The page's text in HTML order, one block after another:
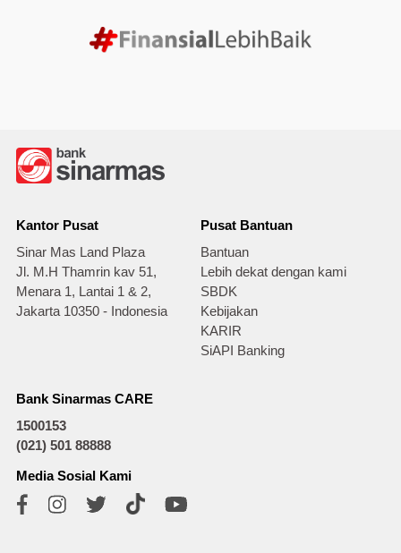
Kantor Pusat
Sinar Mas Land Plaza
Jl. M.H Thamrin kav 51,
Menara 1, Lantai 1 & 2,
Jakarta 10350 - Indonesia
Pusat Bantuan
Bantuan
Lebih dekat dengan kami
SBDK
Kebijakan
KARIR
SiAPI Banking
Bank Sinarmas CARE
1500153
(021) 501 88888
Media Sosial Kami